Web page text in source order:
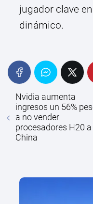
jugador clave
dinámico.
Nvidia aumenta
ingresos un 56%
a no vender
procesadores H20 a
China